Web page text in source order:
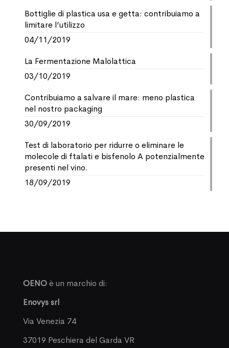
Bottiglie di plastica usa e getta: contribuiamo a
limitare l’utilizzo
04/11/2019
La Fermentazione Malolattica
03/10/2019
Contribuiamo a salvare il mare: meno plastica
nel nostro packaging
30/09/2019
Test di laboratorio per ridurre o eliminare le
molecole di ftalati e bisfenolo A potenzialmente
presenti nel vino.
18/09/2019
OENOè un marchio di:
Enovys srl
Via Venezia 74
37019 Peschiera del Garda VR